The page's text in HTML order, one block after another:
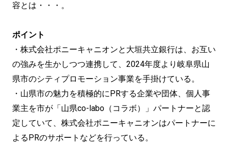
容とは・・・。
ポイント
・株式会社ポニーキャニオンと大垣共立銀行は、お互い
の強みを生かしつつ連携して、2024年度より岐阜県山
県市のシティプロモーション事業を手掛けている。
・山県市の魅力を積極的にPRする企業や団体、個人事
業主を市が「山県co-labo（コラボ）」パートナーと認
定していて、株式会社ポニーキャニオンはパートナーに
よるPRのサポートなどを行っている。